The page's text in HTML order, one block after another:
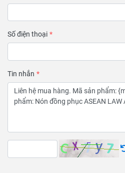
Số điện thoại
Tin nhắn